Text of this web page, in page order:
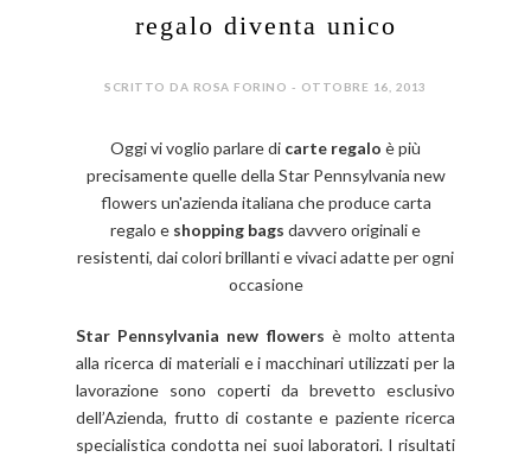
regalo diventa unico
SCRITTO DA ROSA FORINO - OTTOBRE 16, 2013
Oggi vi voglio parlare di carte regalo è più
precisamente quelle della Star Pennsylvania new
flowers un'azienda italiana che produce carta
regalo e shopping bags davvero originali e
resistenti, dai colori brillanti e vivaci adatte per ogni
occasione
Star Pennsylvania new flowers è molto attenta
alla ricerca di materiali e i macchinari utilizzati per la
lavorazione sono coperti da brevetto esclusivo
dell’Azienda, frutto di costante e paziente ricerca
specialistica condotta nei suoi laboratori. I risultati